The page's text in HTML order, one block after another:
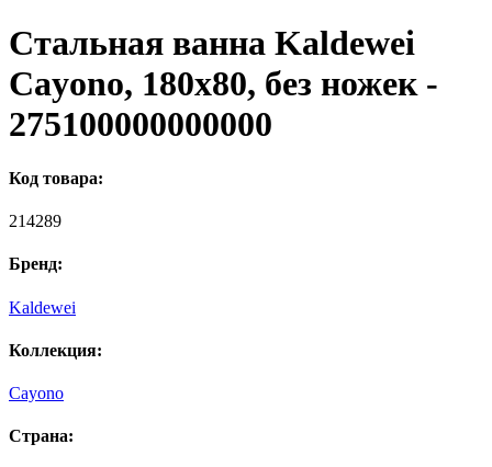
Стальная ванна Kaldewei
Cayono, 180х80, без ножек -
275100000000000
Код товара:
214289
Бренд:
Kaldewei
Коллекция:
Cayono
Страна: